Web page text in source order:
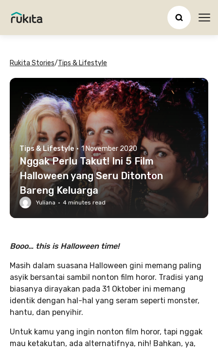
Rukita Stories/Tips & Lifestyle
Tips & Lifestyle · 1 November 2020
Nggak Perlu Takut! Ini 5 Film
Halloween yang Seru Ditonton
Bareng Keluarga
Yuliana · 4 minutes read
Booo… this is Halloween time!
Masih dalam suasana Halloween gini memang paling
asyik bersantai sambil nonton film horor. Tradisi yang
biasanya dirayakan pada 31 Oktober ini memang
identik dengan hal-hal yang seram seperti monster,
hantu, dan penyihir.
Untuk kamu yang ingin nonton film horor, tapi nggak
mau ketakutan, ada alternatifnya, nih! Bahkan, ya,